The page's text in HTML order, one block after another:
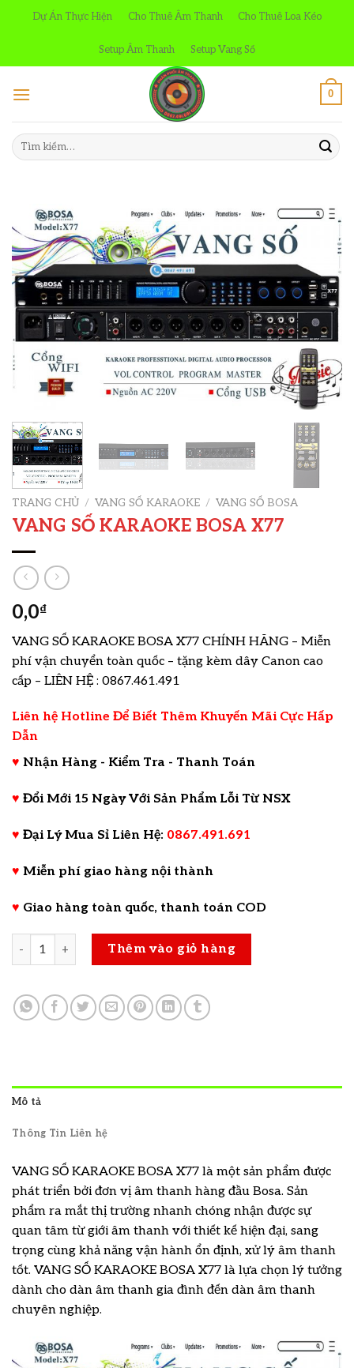
Dự Án Thực Hiện Cho Thuê Âm Thanh Cho Thuê Loa Kéo
Setup Âm Thanh Setup Vang Số
0
Tìm
kiếm:
TRANG CHỦ / VANG SỐ KARAOKE / VANG SỐ BOSA
VANG SỐ KARAOKE BOSA X77
0,0₫
VANG SỐ KARAOKE BOSA X77 CHÍNH HÃNG – Miễn
phí vận chuyển toàn quốc – tặng kèm dây Canon cao
cấp – LIÊN HỆ : 0867.461.491
Liên hệ Hotline Để Biết Thêm Khuyến Mãi Cực Hấp
Dẫn
♥ Nhận Hàng - Kiểm Tra - Thanh Toán
♥ Đổi Mới 15 Ngày Với Sản Phẩm Lỗi Từ NSX
♥ Đại Lý Mua Sỉ Liên Hệ: 0867.491.691
♥ Miễn phí giao hàng nội thành
♥ Giao hàng toàn quốc, thanh toán COD
VANG SỐ KARAOKE BOSA X77 số lượng
Thêm vào giỏ hàng
Mô tả
Thông Tin Liên hệ
VANG SỐ KARAOKE BOSA X77 là một sản phẩm được
phát triển bởi đơn vị âm thanh hàng đầu Bosa. Sản
phẩm ra mắt thị trường nhanh chóng nhận được sự
quan tâm từ giới âm thanh với thiết kế hiện đại, sang
trọng cùng khả năng vận hành ổn định, xử lý âm thanh
tốt. VANG SỐ KARAOKE BOSA X77 là lựa chọn lý tưởng
dành cho dàn âm thanh gia đình đến dàn âm thanh
chuyên nghiệp.